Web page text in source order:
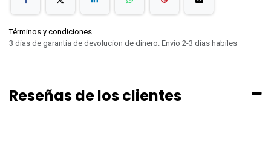
Términos y condiciones
3 dias de garantia de devolucion de dinero. Envio 2-3 dias habiles
Reseñas de los clientes